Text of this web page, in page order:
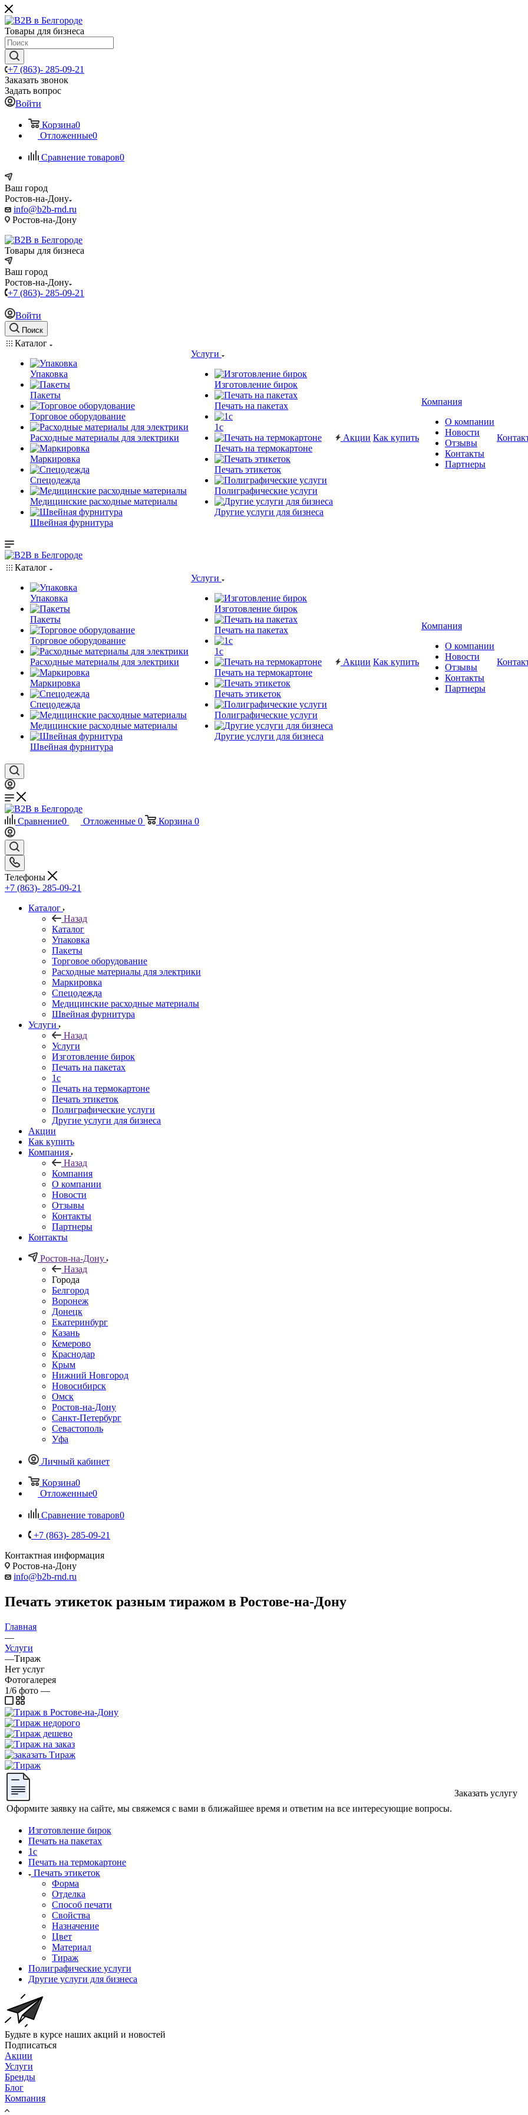
Товары для бизнеса
+7 (863)- 285-09-21
Заказать звонок
Задать вопрос
Войти
Корзина0
Отложенные0
Сравнение товаров0
Ваш город
Ростов-на-Дону
info@b2b-rnd.ru
Ростов-на-Дону
Товары для бизнеса
Ваш город
Ростов-на-Дону
+7 (863)- 285-09-21
Войти
Поиск
Каталог
Упаковка
Пакеты
Торговое оборудование
Расходные материалы для электрики
Маркировка
Спецодежда
Медицинские расходные материалы
Швейная фурнитура
Услуги
Изготовление бирок
Печать на пакетах
1c
Печать на термокартоне
Печать этикеток
Полиграфические услуги
Другие услуги для бизнеса
Акции Как купить
Компания
О компании
Новости
Отзывы
Контакты
Партнеры
Каталог
Упаковка
Пакеты
Торговое оборудование
Расходные материалы для электрики
Маркировка
Спецодежда
Медицинские расходные материалы
Швейная фурнитура
Услуги
Изготовление бирок
Печать на пакетах
1c
Печать на термокартоне
Печать этикеток
Полиграфические услуги
Другие услуги для бизнеса
Акции Как купить
Компания
О компании
Новости
Отзывы
Контакты
Партнеры
Сравнение0 Отложенные 0 Корзина 0
Телефоны
+7 (863)- 285-09-21
Каталог
Назад
Каталог
Упаковка
Пакеты
Торговое оборудование
Расходные материалы для электрики
Маркировка
Спецодежда
Медицинские расходные материалы
Швейная фурнитура
Услуги
Назад
Услуги
Изготовление бирок
Печать на пакетах
1c
Печать на термокартоне
Печать этикеток
Полиграфические услуги
Другие услуги для бизнеса
Акции
Как купить
Компания
Назад
Компания
О компании
Новости
Отзывы
Контакты
Партнеры
Контакты
Ростов-на-Дону
Назад
Города
Белгород
Воронеж
Донецк
Екатеринбург
Казань
Кемерово
Краснодар
Крым
Нижний Новгород
Новосибирск
Омск
Ростов-на-Дону
Санкт-Петербург
Севастополь
Уфа
Личный кабинет
Корзина0
Отложенные0
Сравнение товаров0
+7 (863)- 285-09-21
Контактная информация
Ростов-на-Дону
info@b2b-rnd.ru
Печать этикеток разным тиражом в Ростове-на-Дону
Главная
—
Услуги
—Тираж
Нет услуг
Фотогалерея
1/6 фото —
Оформите заявку на сайте, мы свяжемся с вами в ближайшее время и ответим на все интересующие вопросы.
Заказать услугу
Изготовление бирок
Печать на пакетах
1c
Печать на термокартоне
Печать этикеток
Форма
Отделка
Способ печати
Свойства
Назначение
Цвет
Материал
Тираж
Полиграфические услуги
Другие услуги для бизнеса
Будьте в курсе наших акций и новостей
Подписаться
Акции
Услуги
Бренды
Блог
Компания